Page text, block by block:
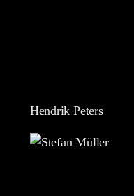
Hendrik Peters